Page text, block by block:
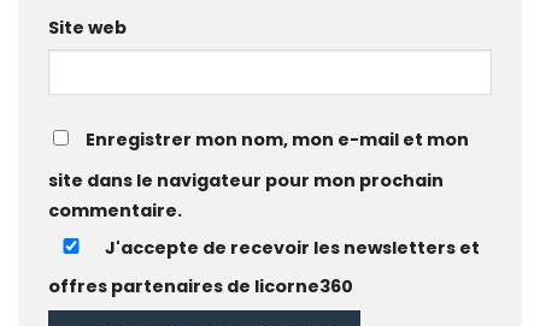
Site web
Enregistrer mon nom, mon e-mail et mon
site dans le navigateur pour mon prochain
commentaire.
J'accepte de recevoir les newsletters et
offres partenaires de licorne360